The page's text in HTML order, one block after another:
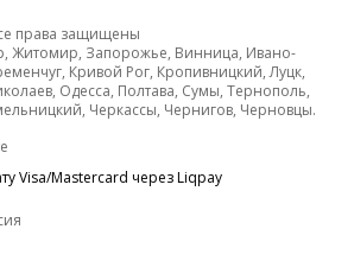
права защищены
Житомир, Запорожье, Винница, Ивано-
Кривой Рог, Кропивницкий, Луцк,
Одесса, Полтава, Сумы, Тернополь,
Черкассы, Чернигов, Черновцы.